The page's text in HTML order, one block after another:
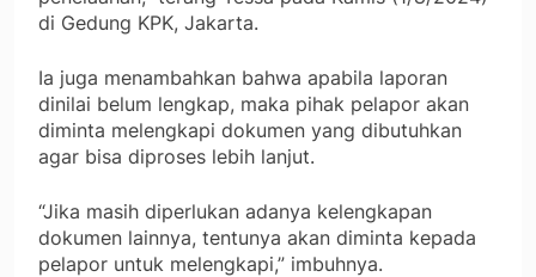
di Gedung KPK, Jakarta.
Ia juga menambahkan bahwa apabila laporan
dinilai belum lengkap, maka pihak pelapor akan
diminta melengkapi dokumen yang dibutuhkan
agar bisa diproses lebih lanjut.
“Jika masih diperlukan adanya kelengkapan
dokumen lainnya, tentunya akan diminta kepada
pelapor untuk melengkapi,” imbuhnya.